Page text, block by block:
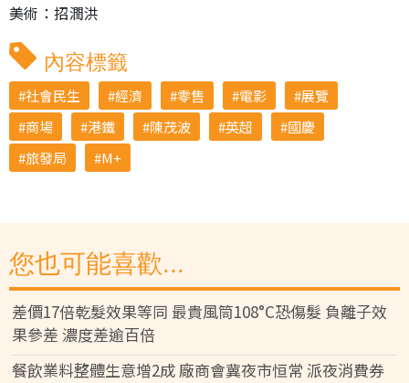
美術：招潤洪
內容標籤
社會民生 經濟 零售 電影
展覽
商場
港鐵 陳茂波 英超
國慶
旅發局
M+
您也可能喜歡...
差價17倍乾髮效果等同 最貴風筒108°C恐傷髮 負離子效
果參差 濃度差逾百倍
餐飲業料整體生意增2成 廠商會冀夜市恒常 派夜消費券